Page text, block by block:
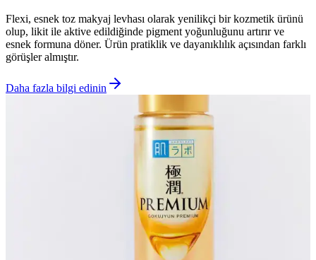
Flexi, esnek toz makyaj levhası olarak yenilikçi bir kozmetik ürünü
olup, likit ile aktive edildiğinde pigment yoğunluğunu artırır ve
esnek formuna döner. Ürün pratiklik ve dayanıklılık açısından farklı
görüşler almıştır.
Daha fazla bilgi edinin